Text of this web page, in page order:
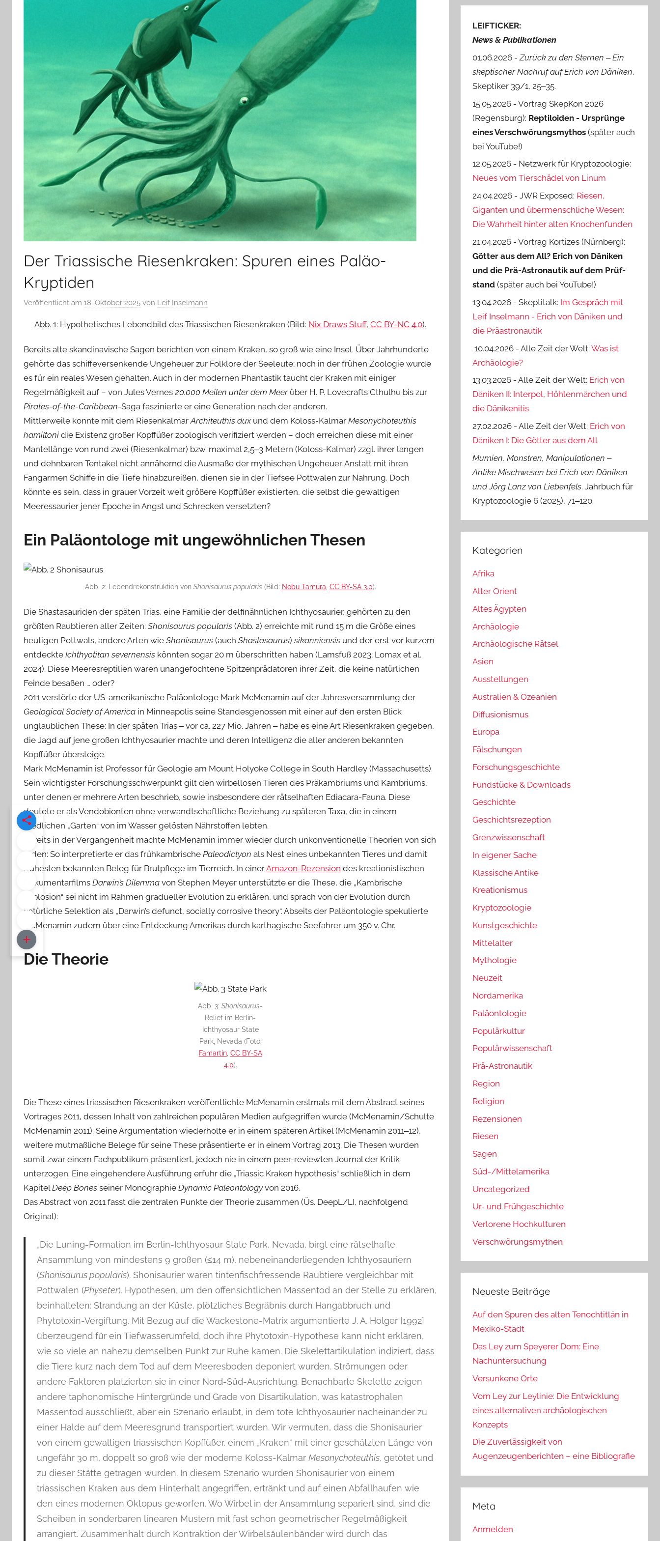
Der Triassische Riesenkraken: Spuren eines Paläo-
Kryptiden
Veröffentlicht am 18. Oktober 2025 von Leif Inselmann
Abb. 1: Hypothetisches Lebendbild des Triassischen Riesenkraken (Bild: Nix Draws Stuff,CC BY-NC 4.0).
Bereits alte skandinavische Sagen berichten von einem Kraken, so groß wie eine Insel. Über Jahrhunderte
gehörte das schiffeversenkende Ungeheuer zur Folklore der Seeleute; noch in der frühen Zoologie wurde
es für ein reales Wesen gehalten. Auch in der modernen Phantastik taucht der Kraken mit einiger
Regelmäßigkeit auf – von Jules Vernes 20.000 Meilen unter dem Meerüber H. P. Lovecrafts Cthulhu bis zur
Pirates-of-the-Caribbean-Saga faszinierte er eine Generation nach der anderen.
Mittlerweile konnte mit dem Riesenkalmar Architeuthis duxund dem Koloss-Kalmar Mesonychoteuthis
hamiltoni die Existenz großer Kopffüßer zoologisch verifiziert werden – doch erreichen diese mit einer
Mantellänge von rund zwei (Riesenkalmar) bzw. maximal 2,5‒3 Metern (Koloss-Kalmar) zzgl. ihrer langen
und dehnbaren Tentakel nicht annähernd die Ausmaße der mythischen Ungeheuer. Anstatt mit ihren
Fangarmen Schiffe in die Tiefe hinabzureißen, dienen sie in der Tiefsee Pottwalen zur Nahrung. Doch
könnte es sein, dass in grauer Vorzeit weit größere Kopffüßer existierten, die selbst die gewaltigen
Meeressaurier jener Epoche in Angst und Schrecken versetzten?
Ein Paläontologe mit ungewöhnlichen Thesen
Abb. 2: Lebendrekonstruktion von Shonisaurus popularis (Bild: Nobu Tamura CC BY-SA 3.0).
Die Shastasauriden der späten Trias, eine Familie der delfinähnlichen Ichthyosaurier, gehörten zu den
größten Raubtieren aller Zeiten: Shonisaurus popularis (Abb. 2) erreichte mit rund 15 m die Größe eines
heutigen Pottwals, andere Arten wie Shonisaurus (auch Shastasaurus)sikanniensis und der erst vor kurzem
entdeckte Ichthyotitan severnensis könnten sogar 20 m überschritten haben (Lamsfuß 2023; Lomax et al.
2024). Diese Meeresreptilien waren unangefochtene Spitzenprädatoren ihrer Zeit, die keine natürlichen
Feinde besaßen … oder?
2011 verstörte der US-amerikanische Paläontologe Mark McMenamin auf der Jahresversammlung der
Geological Society of America in Minneapolis seine Standesgenossen mit einer auf den ersten Blick
unglaublichen These: In der späten Trias ‒ vor ca. 227 Mio. Jahren ‒ habe es eine Art Riesenkraken gegeben,
die Jagd auf jene großen Ichthyosaurier machte und deren Intelligenz die aller anderen bekannten
Kopffüßer übersteige.
Mark McMenamin ist Professor für Geologie am Mount Holyoke College in South Hardley (Massachusetts).
Sein wichtigster Forschungsschwerpunkt gilt den wirbellosen Tieren des Präkambriums und Kambriums,
unter denen er mehrere Arten beschrieb, sowie insbesondere der rätselhaften Ediacara-Fauna. Diese
deutete er als Vendobionten ohne verwandtschaftliche Beziehung zu späteren Taxa, die in einem
friedlichen „Garten“ von im Wasser gelösten Nährstoffen lebten.
Bereits in der Vergangenheit machte McMenamin immer wieder durch unkonventionelle Theorien von sich
reden: So interpretierte er das frühkambrische Paleodictyon als Nest eines unbekannten Tieres und damit
frühesten bekannten Beleg für Brutpflege im Tierreich. In einerAmazon-Rezension des kreationistischen
Dokumentarfilms Darwin’s Dilemma von Stephen Meyer unterstützte er die These, die „Kambrische
Explosion“ sei nicht im Rahmen gradueller Evolution zu erklären, und sprach von der Evolution durch
natürliche Selektion als „Darwin’s defunct, socially corrosive theory“. Abseits der Paläontologie spekulierte
McMenamin zudem über eine Entdeckung Amerikas durch karthagische Seefahrer um 350 v. Chr.
Die Theorie
Abb. 3:Shonisaurus-
Relief im Berlin-
Ichthyosaur State
Park, Nevada (Foto:
Famartin, CC BY-SA
4.0).
Die These eines triassischen Riesenkraken veröffentlichte McMenamin erstmals mit dem Abstract seines
Vortrages 2011, dessen Inhalt von zahlreichen populären Medien aufgegriffen wurde (McMenamin/Schulte
McMenamin 2011). Seine Argumentation wiederholte er in einem späteren Artikel (McMenamin 2011‒12),
weitere mutmaßliche Belege für seine These präsentierte er in einem Vortrag 2013. Die Thesen wurden
somit zwar einem Fachpublikum präsentiert, jedoch nie in einem peer-reviewten Journal der Kritik
unterzogen. Eine eingehendere Ausführung erfuhr die „Triassic Kraken hypothesis“ schließlich in dem
Kapitel Deep Bones seiner Monographie Dynamic Paleontologyvon 2016.
Das Abstract von 2011 fasst die zentralen Punkte der Theorie zusammen (Üs. DeepL/LI, nachfolgend
Original):
„Die Luning-Formation im Berlin-Ichthyosaur State Park, Nevada, birgt eine rätselhafte
Ansammlung von mindestens 9 großen (≤14 m), nebeneinanderliegenden Ichthyosauriern
(Shonisaurus popularis). Shonisaurier waren tintenfischfressende Raubtiere vergleichbar mit
Pottwalen (Physeter). Hypothesen, um den offensichtlichen Massentod an der Stelle zu erklären,
beinhalteten: Strandung an der Küste, plötzliches Begräbnis durch Hangabbruch und
Phytotoxin-Vergiftung. Mit Bezug auf die Wackestone-Matrix argumentierte J. A. Holger [1992]
überzeugend für ein Tiefwasserumfeld, doch ihre Phytotoxin-Hypothese kann nicht erklären,
wie so viele an nahezu demselben Punkt zur Ruhe kamen. Die Skelettartikulation indiziert, dass
die Tiere kurz nach dem Tod auf dem Meeresboden deponiert wurden. Strömungen oder
andere Faktoren platzierten sie in einer Nord-Süd-Ausrichtung. Benachbarte Skelette zeigen
andere taphonomische Hintergründe und Grade von Disartikulation, was katastrophalen
Massentod ausschließt, aber ein Szenario erlaubt, in dem tote Ichthyosaurier nacheinander zu
einer Halde auf dem Meeresgrund transportiert wurden. Wir vermuten, dass die Shonisaurier
von einem gewaltigen triassischen Kopffüßer, einem „Kraken“ mit einer geschätzten Länge von
ungefähr 30 m, doppelt so groß wie der moderne Koloss-Kalmar Mesonychoteuthis, getötet und
zu dieser Stätte getragen wurden. In diesem Szenario wurden Shonisaurier von einem
triassischen Kraken aus dem Hinterhalt angegriffen, ertränkt und auf einen Abfallhaufen wie
den eines modernen Oktopus geworfen. Wo Wirbel in der Ansammlung separiert sind, sind die
Scheiben in sonderbaren linearen Mustern mit fast schon geometrischer Regelmäßigkeit
arrangiert. Zusammenhalt durch Kontraktion der Wirbelsäulenbänder wird durch das
LEIFTICKER:
News & Publikationen
01.06.2026 -Zurück zu den Sternen ‒ Ein
skeptischer Nachruf auf Erich von Däniken.
Skeptiker 39/1, 25‒35.
15.05.2026 - Vortrag SkepKon 2026
(Regensburg): Reptiloiden - Ursprünge
eines Verschwörungsmythos (später auch
bei YouTube!)
12.05.2026 - Netzwerk für Kryptozoologie:
Neues vom Tierschädel von Linum
24.04.2026 - JWR Exposed: Riesen,
Giganten und übermenschliche Wesen:
Die Wahrheit hinter alten Knochenfunden
21.04.2026 - Vortrag Kortizes (Nürnberg):
Götter aus dem All? Erich von Däniken
und die Prä-Astro­nautik auf dem Prüf­
stand (später auch bei YouTube!)
13.04.2026 - Skeptitalk: Im Gespräch mit
Leif Inselmann - Erich von Däniken und
die Präastronautik
10.04.2026 - Alle Zeit der Welt:Was ist
Archäologie?
13.03.2026 - Alle Zeit der Welt: Erich von
Däniken II: Interpol, Höhlenmärchen und
die Dänikenitis
27.02.2026 - Alle Zeit der Welt: Erich von
Däniken I: Die Götter aus dem All
Mumien, Monstren, Manipulationen ‒
Antike Mischwesen bei Erich von Däniken
und Jörg Lanz von Liebenfels. Jahrbuch für
Kryptozoologie 6 (2025), 71‒120.
Kategorien
Afrika
Alter Orient
Altes Ägypten
Archäologie
Archäologische Rätsel
Asien
Ausstellungen
Australien & Ozeanien
Diffusionismus
Europa
Fälschungen
Forschungsgeschichte
Fundstücke & Downloads
Geschichte
Geschichtsrezeption
Grenzwissenschaft
In eigener Sache
Klassische Antike
Kreationismus
Kryptozoologie
Kunstgeschichte
Mittelalter
Mythologie
Neuzeit
Nordamerika
Paläontologie
Populärkultur
Populärwissenschaft
Prä-Astronautik
Region
Religion
Rezensionen
Riesen
Sagen
Süd-/Mittelamerika
Uncategorized
Ur- und Frühgeschichte
Verlorene Hochkulturen
Verschwörungsmythen
Neueste Beiträge
Auf den Spuren des alten Tenochtitlán in
Mexiko-Stadt
Das Ley zum Speyerer Dom: Eine
Nachuntersuchung
Versunkene Orte
Vom Ley zur Leylinie: Die Entwicklung
eines alternativen archäologischen
Konzepts
Die Zuverlässigkeit von
Augenzeugenberichten – eine Bibliografie
Meta
Anmelden